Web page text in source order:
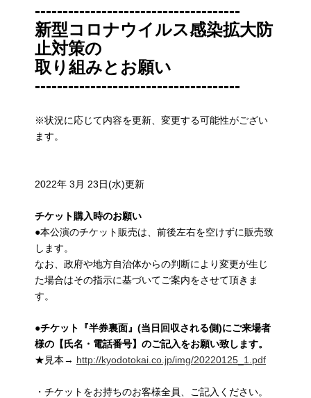
-------------------------------------
新型コロナウイルス感染拡大防
止対策の
取り組みとお願い
-------------------------------------
※状況に応じて内容を更新、変更する可能性がござい
ます。
2022年 3月 23日(水)更新
チケット購入時のお願い
●本公演のチケット販売は、前後左右を空けずに販売致
します。
なお、政府や地方自治体からの判断により変更が生じ
た場合はその指示に基づいてご案内をさせて頂きま
す。
●チケット『半券裏面』(当日回収される側)にご来場者
様の【氏名・電話番号】のご記入をお願い致します。
★見本→ http://kyodotokai.co.jp/img/20220125_1.pdf
・チケットをお持ちのお客様全員、ご記入ください。